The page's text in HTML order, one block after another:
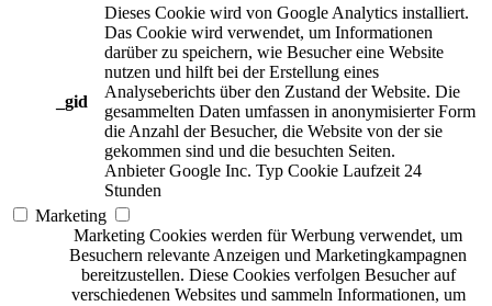
_gid
Dieses Cookie wird von Google Analytics installiert.
Das Cookie wird verwendet, um Informationen
darüber zu speichern, wie Besucher eine Website
nutzen und hilft bei der Erstellung eines
Analyseberichts über den Zustand der Website. Die
gesammelten Daten umfassen in anonymisierter Form
die Anzahl der Besucher, die Website von der sie
gekommen sind und die besuchten Seiten.
Anbieter Google Inc. Typ Cookie Laufzeit 24
Stunden
Marketing
Marketing Cookies werden für Werbung verwendet, um
Besuchern relevante Anzeigen und Marketingkampagnen
bereitzustellen. Diese Cookies verfolgen Besucher auf
verschiedenen Websites und sammeln Informationen, um